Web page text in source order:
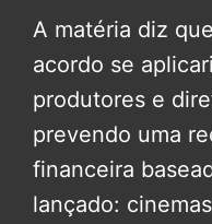
A matéria diz
acordo se
produtores e
prevendo uma
financeira
lançado: